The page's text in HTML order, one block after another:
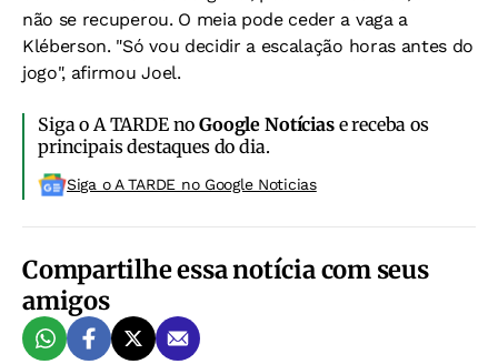
não se recuperou. O meia pode ceder a vaga a
Kléberson. "Só vou decidir a escalação horas antes do
jogo", afirmou Joel.
Siga o A TARDE noGoogle Notíciase receba os
principais destaques do dia.
Siga o A TARDE no Google Noticias
Compartilhe essa notícia com seus
amigos